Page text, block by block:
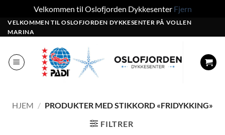
Velkommen til Oslofjorden Dykkesenter Fjern
Skip
to
VELKOMMEN TIL OSLOFJORDEN DYKKESENTER PÅ VOLLEN
MARINA
HJEM / PRODUKTER MED STIKKORD «FRIDYKKING»
FILTRER